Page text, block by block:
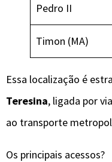
Pedro II
Timon (MA)
Essa localização é
Teresina, ligada por
ao transporte
Os principais acessos?